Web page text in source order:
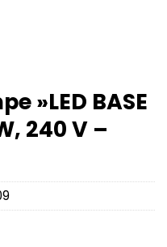
»LED BASE
240 V –